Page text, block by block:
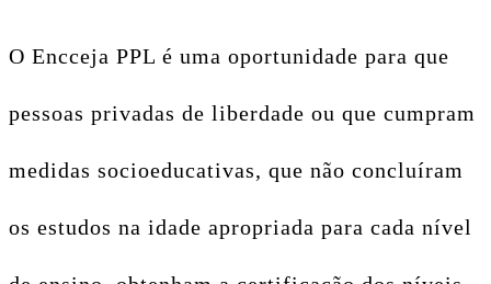
O Encceja PPL é uma oportunidade para que
pessoas privadas de liberdade ou que cumpram
medidas socioeducativas, que não concluíram
os estudos na idade apropriada para cada nível